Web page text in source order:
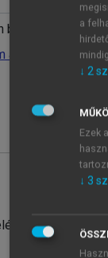
belépve
a jelszavamat
intézményi
a
↓ 2
Ezek
↓ 3